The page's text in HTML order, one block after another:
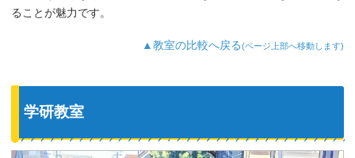
ることが魅力です。
▲教室の比較へ戻る(ページ上部へ移動します)
学研教室